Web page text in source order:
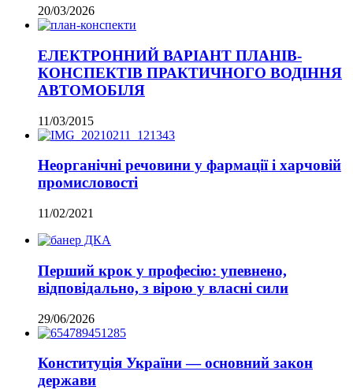
20/03/2026
ЕЛЕКТРОННИЙ ВАРІАНТ ПЛАНІВ-
КОНСПЕКТІВ ПРАКТИЧНОГО ВОДІННЯ
АВТОМОБІЛЯ
11/03/2015
Неорганічні речовини у фармації і харчовій
промисловості
11/02/2021
Перший крок у професію: упевнено,
відповідально, з вірою у власні сили
29/06/2026
Конституція України — основний закон
держави